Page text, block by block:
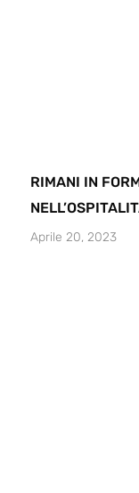
RIMANI IN
Aprile 20, 2023